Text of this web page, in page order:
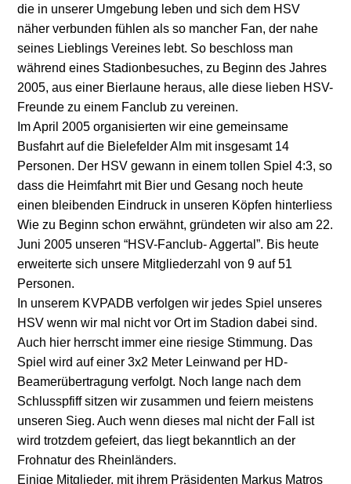
die in unserer Umgebung leben und sich dem HSV
näher verbunden fühlen als so mancher Fan, der nahe
seines Lieblings Vereines lebt. So beschloss man
während eines Stadionbesuches, zu Beginn des Jahres
2005, aus einer Bierlaune heraus, alle diese lieben HSV-
Freunde zu einem Fanclub zu vereinen.
Im April 2005 organisierten wir eine gemeinsame
Busfahrt auf die Bielefelder Alm mit insgesamt 14
Personen. Der HSV gewann in einem tollen Spiel 4:3, so
dass die Heimfahrt mit Bier und Gesang noch heute
einen bleibenden Eindruck in unseren Köpfen hinterliess
Wie zu Beginn schon erwähnt, gründeten wir also am 22.
Juni 2005 unseren “HSV-Fanclub- Aggertal”. Bis heute
erweiterte sich unsere Mitgliederzahl von 9 auf 51
Personen.
In unserem KVPADB verfolgen wir jedes Spiel unseres
HSV wenn wir mal nicht vor Ort im Stadion dabei sind.
Auch hier herrscht immer eine riesige Stimmung. Das
Spiel wird auf einer 3x2 Meter Leinwand per HD-
Beamerübertragung verfolgt. Noch lange nach dem
Schlusspfiff sitzen wir zusammen und feiern meistens
unseren Sieg. Auch wenn dieses mal nicht der Fall ist
wird trotzdem gefeiert, das liegt bekanntlich an der
Frohnatur des Rheinländers.
Einige Mitglieder, mit ihrem Präsidenten Markus Matros